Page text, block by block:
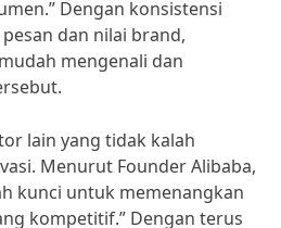
Dengan konsistensi
dan nilai brand,
mengenali dan
lain yang tidak kalah
Menurut Founder Alibaba,
kunci untuk memenangkan
kompetitif.” Dengan terus